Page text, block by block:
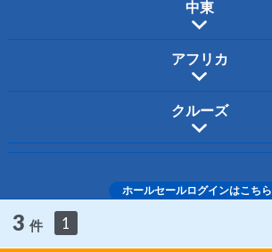
3 件 1
中東
アフリカ
クルーズ
ホールセールログインはこちら
ホーム ご利用規約